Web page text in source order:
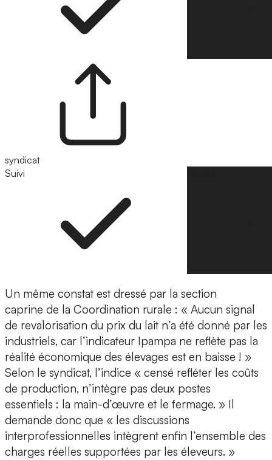
syndicat
Suivi
Un même constat est dressé par la section
caprine de la Coordination rurale : « Aucun signal
de revalorisation du prix du lait n’a été donné par les
industriels, car l’indicateur Ipampa ne reflète pas la
réalité économique des élevages est en baisse ! »
Selon le syndicat, l’indice « censé refléter les coûts
de production, n’intègre pas deux postes
essentiels : la main-d’œuvre et le fermage. » Il
demande donc que « les discussions
interprofessionnelles intègrent enfin l’ensemble des
charges réelles supportées par les éleveurs. »